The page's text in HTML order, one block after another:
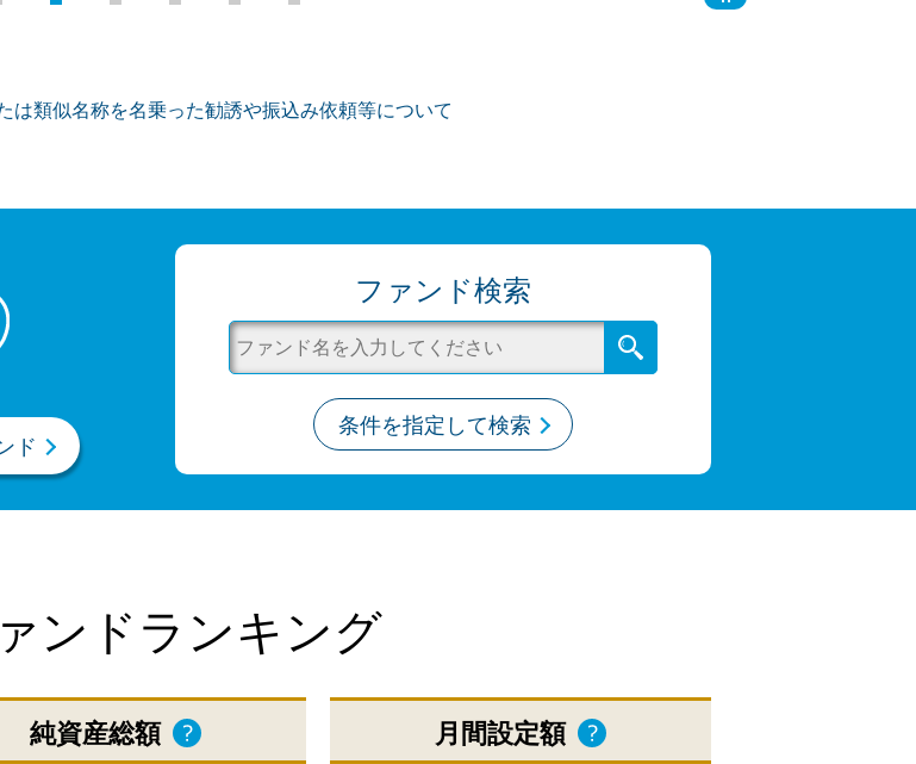
は類似名称を名乗った勧誘や振込み依頼等について
ド
ファンド検索
条件を指定して検索
ンドランキング
純資産総額 月間設定額